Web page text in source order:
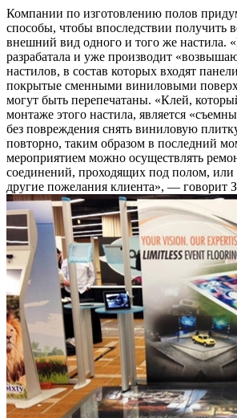
Компании по изготовлению полов
способы, чтобы впоследствии получить
внешний вид одного и того же настила.
разрабатала и уже производит
настилов, в состав которых входят
покрытые сменными виниловыми
могут быть перепечатаны. «Клей,
монтаже этого настила, является
без повреждения снять виниловую
повторно, таким образом в последний
мероприятием можно осуществлять
соединений, проходящих под полом,
другие пожелания клиента», — говорит